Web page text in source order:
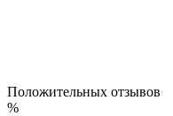
Положительных отзывов
%